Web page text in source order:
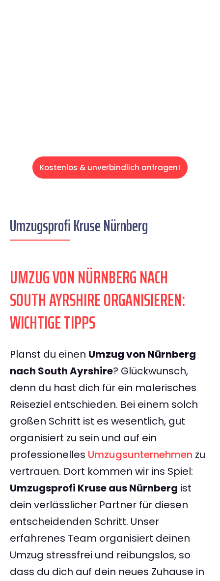
Kostenlos & unverbindlich anfragen!
Umzugsprofi Kruse Nürnberg
UMZUG VON NÜRNBERG NACH
SOUTH AYRSHIRE ORGANISIEREN:
WICHTIGE TIPPS
Planst du einen Umzug von Nürnberg
nach South Ayrshire? Glückwunsch,
denn du hast dich für ein malerisches
Reiseziel entschieden. Bei einem solch
großen Schritt ist es wesentlich, gut
organisiert zu sein und auf ein
professionelles Umzugsunternehmen zu
vertrauen. Dort kommen wir ins Spiel:
Umzugsprofi Kruse aus Nürnberg ist
dein verlässlicher Partner für diesen
entscheidenden Schritt. Unser
erfahrenes Team organisiert deinen
Umzug stressfrei und reibungslos, so
dass du dich auf dein neues Zuhause in